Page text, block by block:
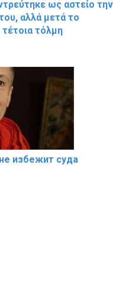
ως αστείο την
αλλά μετά το
τόλμη
избeжит cyдa